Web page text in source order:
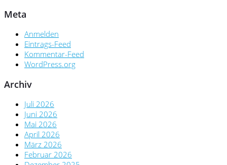
Meta
Anmelden
Eintrags-Feed
Kommentar-Feed
WordPress.org
Archiv
Juli 2026
Juni 2026
Mai 2026
April 2026
März 2026
Februar 2026